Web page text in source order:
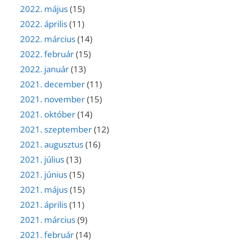
2022. május(15)
2022. április(11)
2022. március(14)
2022. február(15)
2022. január(13)
2021. december(11)
2021. november(15)
2021. október(14)
2021. szeptember(12)
2021. augusztus(16)
2021. július(13)
2021. június(15)
2021. május(15)
2021. április(11)
2021. március(9)
2021. február(14)